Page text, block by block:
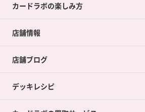
カードラボの楽しみ方
店舗情報
店舗ブログ
デッキレシピ